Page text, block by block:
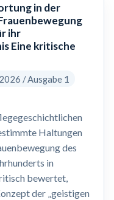
in der
ihr
Eine kritische
/ Ausgabe 1
Haltungen
des
in
bewertet,
der „geistigen